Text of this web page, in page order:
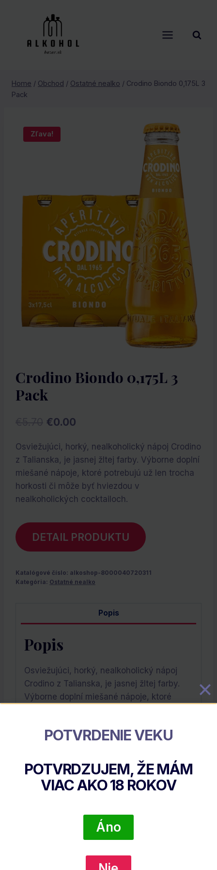
Home / Obchod / Ostatné nealko / Crodino Biondo 0,175L 3
Pack
Zľava!
Crodino Biondo 0,175L 3
Pack
Pôvodná
bola:
€5.70.
€0.00
je:
€0.00.
Osviežujúci, horký, nealkoholický nápoj Crodino
z Talianska, je jasnej žltej farby. Výborne doplní
miešané nápoje, ktoré potrebujú už len trocha
horkosti či môže byť hviezdou v
nealkoholických cocktailoch.
DETAIL PRODUKTU
Katalógové číslo: alkoshop-8000040720311
Kategória: Ostatné nealko
Popis
Popis
Osviežujúci, horký, nealkoholický nápoj
Crodino z Talianska, je jasnej žltej farby.
Výborne doplní miešané nápoje, ktoré
cocktailoch.
POTVRDENIE VEKU
POTVRDZUJEM, ŽE MÁM
VIAC AKO18 ROKOV
Áno